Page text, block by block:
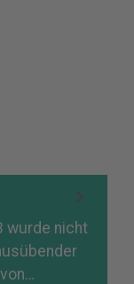
wurde nicht